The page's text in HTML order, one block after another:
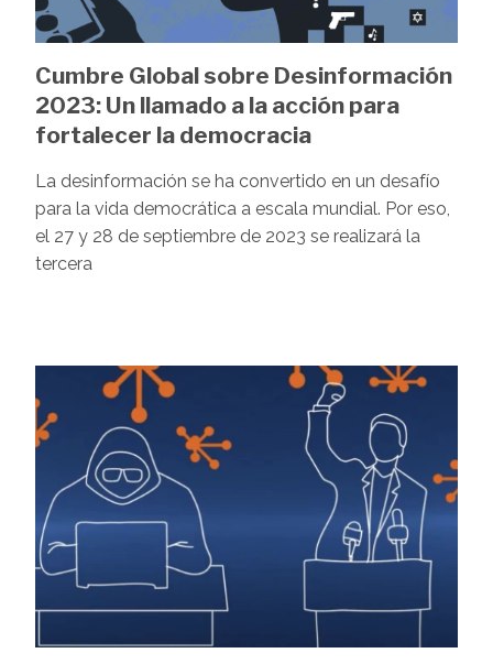
Cumbre Global sobre Desinformación
2023: Un llamado a la acción para
fortalecer la democracia
La desinformación se ha convertido en un desafío
para la vida democrática a escala mundial. Por eso,
el 27 y 28 de septiembre de 2023 se realizará la
tercera